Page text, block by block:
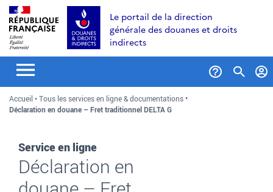
Aller
au
contenu
Aller
recherche
Aller
au
menu
Le portail de la direction
générale des douanes et droits
indirects
Accueil
Tous les services en ligne & documentations
Déclaration en douane – Fret traditionnel DELTA G
Service en ligne
Déclaration en